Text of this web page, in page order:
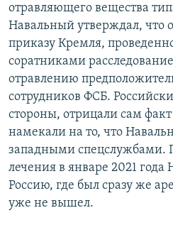
отравляющего вещества
Навальный утверждал, что
приказу Кремля,
соратниками
отравлению
сотрудников ФСБ.
стороны, отрицали сам
намекали на то, что
западными спецслужбами.
лечения в январе 2021 года
Россию, где был сразу же
уже не вышел.